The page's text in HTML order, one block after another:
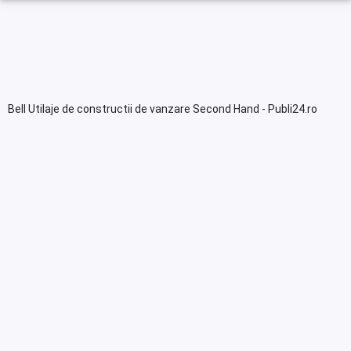
Bell Utilaje de constructii de vanzare Second Hand - Publi24.ro